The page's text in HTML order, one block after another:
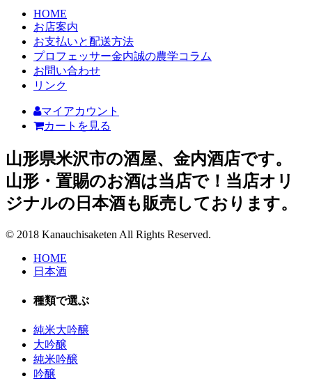
HOME
お店案内
お支払いと配送方法
プロフェッサー金内誠の農学コラム
お問い合わせ
リンク
マイアカウント
カートを見る
山形県米沢市の酒屋、金内酒店です。
山形・置賜のお酒は当店で！当店オリ
ジナルの日本酒も販売しております。
© 2018 Kanauchisaketen All Rights Reserved.
HOME
日本酒
種類で選ぶ
純米大吟醸
大吟醸
純米吟醸
吟醸